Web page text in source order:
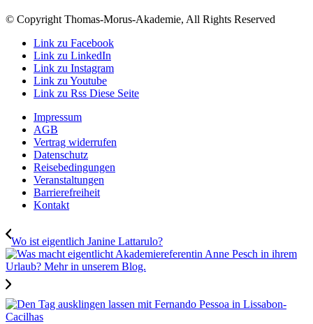
© Copyright Thomas-Morus-Akademie, All Rights Reserved
Link zu Facebook
Link zu LinkedIn
Link zu Instagram
Link zu Youtube
Link zu Rss Diese Seite
Impressum
AGB
Vertrag widerrufen
Datenschutz
Reisebedingungen
Veranstaltungen
Barrierefreiheit
Kontakt
Wo ist eigentlich Janine Lattarulo?